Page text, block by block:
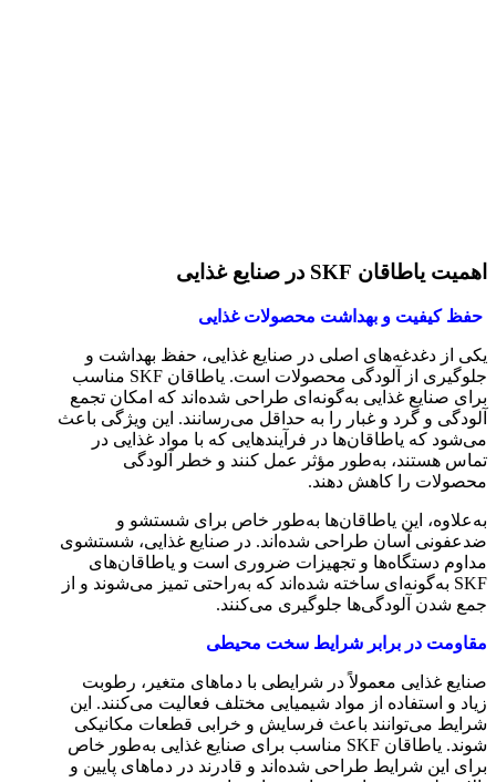
اهمیت یاطاقان SKF در صنایع غذایی
حفظ کیفیت و بهداشت محصولات غذایی
یکی از دغدغه‌های اصلی در صنایع غذایی، حفظ بهداشت و
جلوگیری از آلودگی محصولات است. یاطاقان SKF مناسب
برای صنایع غذایی به‌گونه‌ای طراحی شده‌اند که امکان تجمع
آلودگی و گرد و غبار را به حداقل می‌رسانند. این ویژگی باعث
می‌شود که یاطاقان‌ها در فرآیندهایی که با مواد غذایی در
تماس هستند، به‌طور مؤثر عمل کنند و خطر آلودگی
محصولات را کاهش دهند.
به‌علاوه، این یاطاقان‌ها به‌طور خاص برای شستشو و
ضدعفونی آسان طراحی شده‌اند. در صنایع غذایی، شستشوی
مداوم دستگاه‌ها و تجهیزات ضروری است و یاطاقان‌های
SKF به‌گونه‌ای ساخته شده‌اند که به‌راحتی تمیز می‌شوند و از
جمع شدن آلودگی‌ها جلوگیری می‌کنند.
مقاومت در برابر شرایط سخت محیطی
صنایع غذایی معمولاً در شرایطی با دماهای متغیر، رطوبت
زیاد و استفاده از مواد شیمیایی مختلف فعالیت می‌کنند. این
شرایط می‌توانند باعث فرسایش و خرابی قطعات مکانیکی
شوند. یاطاقان SKF مناسب برای صنایع غذایی به‌طور خاص
برای این شرایط طراحی شده‌اند و قادرند در دماهای پایین و